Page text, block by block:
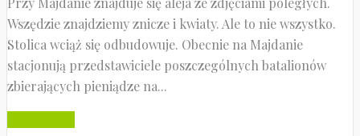
Wszędzie znajdziemy znicze i kwiaty. Ale to nie wszystko.
Stolica wciąż się odbudowuje. Obecnie na Majdanie
stacjonują przedstawiciele poszczególnych batalionów
zbierających pieniądze na...